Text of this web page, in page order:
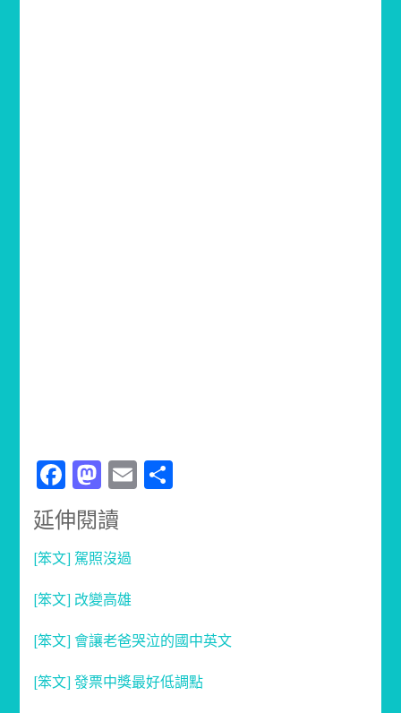
Facebook
Mastodon
Email
延伸閱讀
[笨文] 駕照沒過
[笨文] 改變高雄
[笨文] 會讓老爸哭泣的國中英文
[笨文] 發票中獎最好低調點